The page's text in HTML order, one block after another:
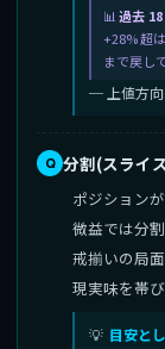
過去 18
+28% 超は
まで戻し
─ 上値方向
分割(スライ
ポジション
微益では分
戒揃いの局
現実味を帯び
目安とし